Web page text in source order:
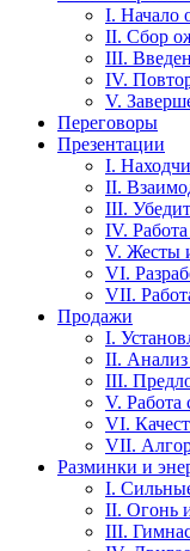
I. Начало
II. Сбор
III.
IV.
V.
Переговоры
Презентации
I.
II.
III.
IV.
V. Жесты
VI.
VII.
Продажи
I.
II. Анализ
III.
V. Работа
VI.
VII.
Разминки и
I.
II. Огонь
III.